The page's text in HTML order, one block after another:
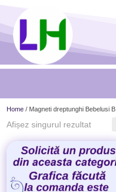
Home / Magneti dreptunghi Bebelusi B
Afișez singurul rezultat